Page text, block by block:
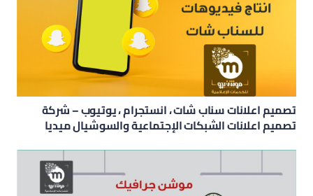
تصميم اعلانات سناب شات ، انستجرام ، يوتيوب – شركة
تصميم اعلانات الشبكات الإجتماعية والسوشيال ميديا